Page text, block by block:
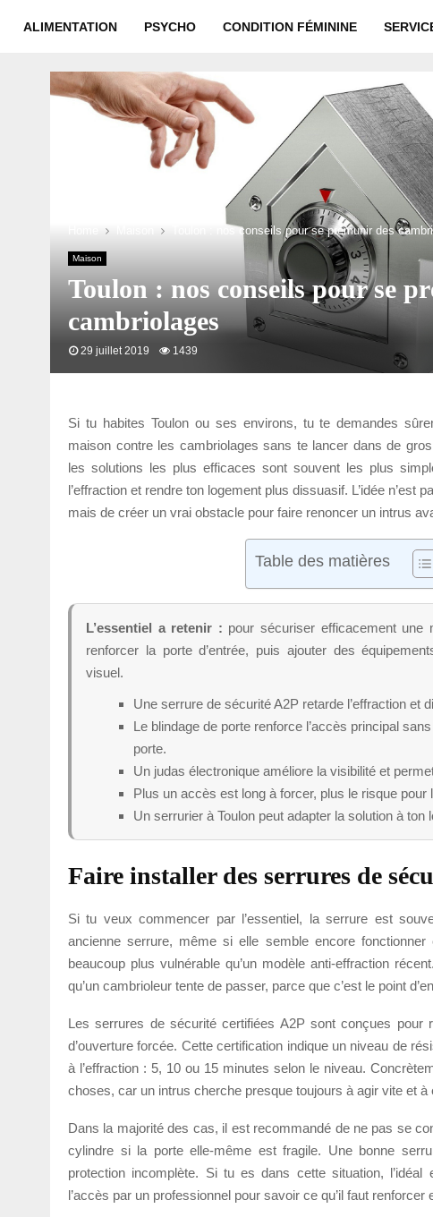
ALIMENTATION PSYCHO CONDITION FÉMININE
Toulon : nos conseils pour se prémunir des
Maison
Toulon : nos conseils pour se
cambriolages
29 juillet 2019 1439
Si tu habites Toulon ou ses environs, tu te demandes
maison contre les cambriolages sans te lancer dans de
les solutions les plus efficaces sont souvent les plus
l’effraction et rendre ton logement plus dissuasif. L’idée n’est
mais de créer un vrai obstacle pour faire renoncer un intrus
Table des matières
L’essentiel a retenir : pour sécuriser efficacement une
renforcer la porte d’entrée, puis ajouter des
visuel.
Une serrure de sécurité A2P retarde l’effraction et
Le blindage de porte renforce l’accès principal
porte.
Un judas électronique améliore la visibilité et
Plus un accès est long à forcer, plus le risque pour
Un serrurier à Toulon peut adapter la solution à ton
Faire installer des serrures de
Si tu veux commencer par l’essentiel, la serrure est
ancienne serrure, même si elle semble encore fonctionner
beaucoup plus vulnérable qu’un modèle anti-effraction
qu’un cambrioleur tente de passer, parce que c’est le point
Les serrures de sécurité certifiées A2P sont conçues pour
d’ouverture forcée. Cette certification indique un niveau de
à l’effraction : 5, 10 ou 15 minutes selon le niveau.
choses, car un intrus cherche presque toujours à agir vite et à
Dans la majorité des cas, il est recommandé de ne pas se
cylindre si la porte elle-même est fragile. Une bonne
protection incomplète. Si tu es dans cette situation, l’idéal
l’accès par un professionnel pour savoir ce qu’il faut renforcer